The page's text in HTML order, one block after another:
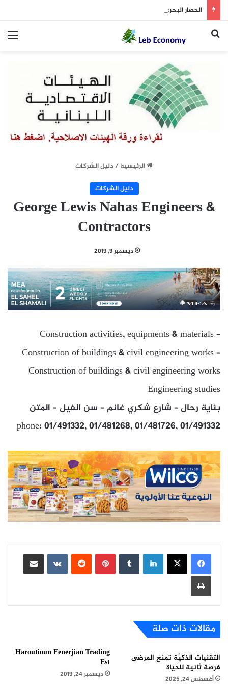
الحصار البحري مقابل هرمز… شروط متبادلة بين واشنطن وطهران
بحث عن
الرئيسية/دليل الشركات
دليل الشركات
George Lewis Nahas Engineers &
Contractors
ديسمبر 9, 2019
Construction activities, equipments & materials –
Construction of buildings & civil engineering works –
Construction of buildings & civil engineering works
Engineering studies
بناية رحال – شارع شكري غانم – سن الفيل – المتن
phone: 01/491332, 01/481268, 01/481726, 01/491332
لينكدإن بينتيريست
مشاركة عبر البريد
طباعة
مقالات ذات صلة
التقنيات الذكيّة تمنح المرضى
فرصة ثانية للحياة
أغسطس 24, 2025
Haroutioun Fenerjian Trading
Est
ديسمبر 24, 2019